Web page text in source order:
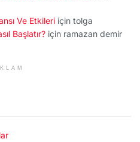
Ve Etkileri için tolga
Başlatır? için ramazan demir